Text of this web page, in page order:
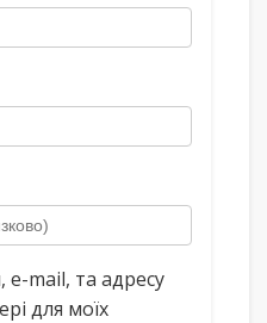
e-mail, та адресу
для моїх